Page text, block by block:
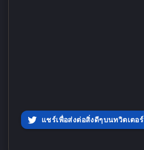
แชร์เพื่อส่งต่อสิ่งดีๆบนทวิตเตอร์